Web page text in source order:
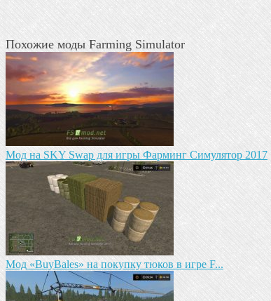
Похожие моды Farming Simulator
Мод на SKY Swap для игры Фарминг Симулятор 2017
Мод «BuyBales» на покупку тюков в игре F...